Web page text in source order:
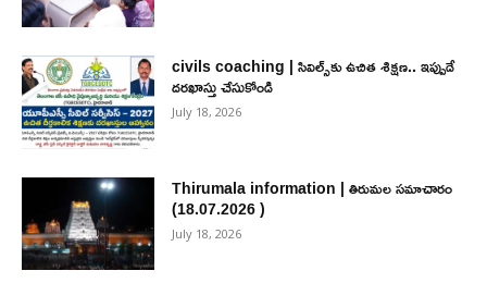
civils coaching | సివిల్స్‌కు ఉచిత శిక్ష‌ణ.. ఇప్పుడే
ద‌ర‌ఖాస్తు చేసుకోండి
July 18, 2026
Thirumala information | తిరుమల సమాచారం
(18.07.2026 )
July 18, 2026